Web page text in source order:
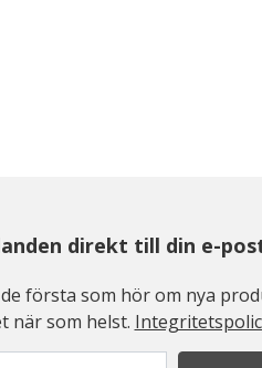
direkt till din e-
första som hör om nya
när som helst.